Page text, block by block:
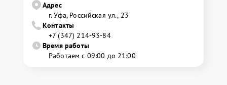
Адрес
г. Уфа, Российская ул., 23
Контакты
+7 (347) 214-93-84
Время работы
Работаем с 09:00 до 21:00